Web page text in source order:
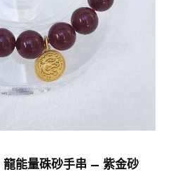
龍能量硃砂手串 – 紫金砂